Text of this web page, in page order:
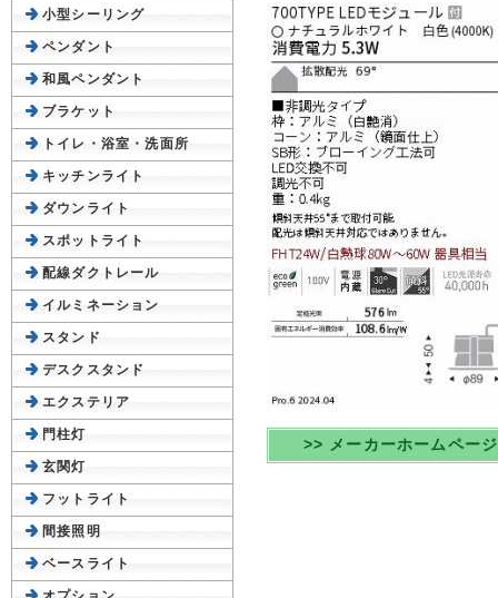
>> メーカーホームペー
小型シーリング
ペンダント
和風ペンダント
ブラケット
トイレ・浴室・洗面所
キッチンライト
ダウンライト
スポットライト
配線ダクトレール
イルミネーション
スタンド
デスクスタンド
エクステリア
門柱灯
玄関灯
フットライト
間接照明
ベースライト